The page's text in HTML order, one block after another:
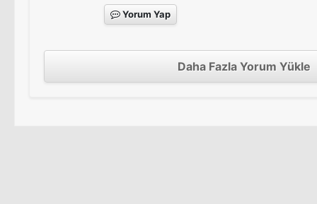
Yorum Yap
Daha Fazla Yorum Yükle